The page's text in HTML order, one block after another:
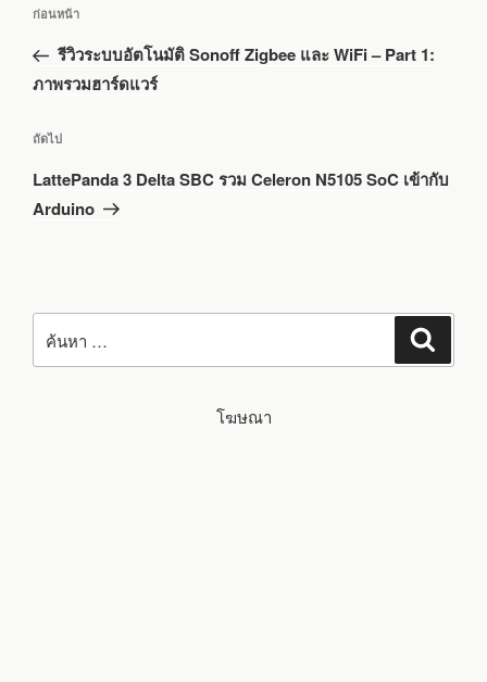
เรื่อง
เรื่อง
ก่อน
ก่อนหน้า
รีวิวระบบอัตโนมัติ Sonoff Zigbee และ WiFi – Part 1:
ภาพรวมฮาร์ดแวร์
เรื่อง
ถัดไป
LattePanda 3 Delta SBC รวม Celeron N5105 SoC เข้ากับ
Arduino
ค้นหา:
โฆษณา